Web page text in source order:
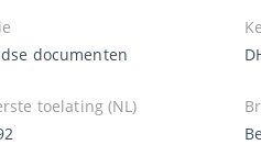
documenten
toelating (NL)